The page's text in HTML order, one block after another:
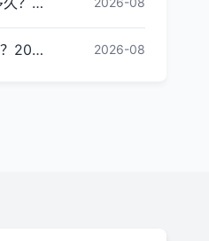
珠海ODI备案代办费用多少钱？2026最新收费标准 2026-08